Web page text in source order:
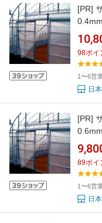
[PR]
ング
ト 網
グ資
ズ 農
98ポイ
1〜6営
日
[PR]
品 ト
イン
虫ネ
用資
89ポイ
1〜6営
日